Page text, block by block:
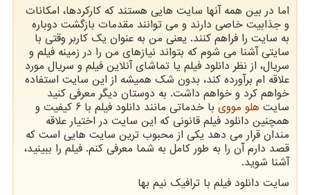
اما در بین همه آنها سایت هایی هستند که کارکردها، امکانات
و جذابیت خاصی دارند و می توانند مقدمات بازگشت دوباره
به سایت را فراهم کنند. یعنی من به عنوان یک کاربر وقتی با
سایتی آشنا می شوم که بتواند نیازهای من را در زمینه فیلم و
سریال، از نظر دانلود فیلم یا تماشای آنلاین فیلم و سریال مورد
علاقه ام برآورده کند، بدون شک همیشه از این سایت استفاده
خواهم کرد و خواهم داشت. به دوستان دیگر معرفی کنید
سایت هلو مووی
با خدماتی مانند دانلود فیلم با 6 کیفیت و
همچنین دانلود فیلم قانونی که این سایت در اختیار علاقه
مندان قرار می دهد یکی از محبوب ترین سایت هایی است که
قصد دارم آن را به طور کامل به شما معرفی کنم. فیلم را ببینید،
آشنا شوید.
سایت دانلود فیلم با ترافیک نیم بها